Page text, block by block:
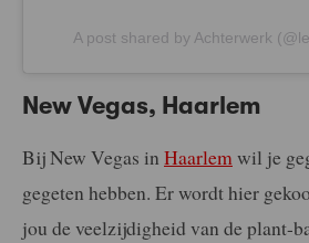
A post shared by Achterwerk
New Vegas, Haarlem
Bij New Vegas in Haarlemwil je
gegeten hebben. Er wordt hier
jou de veelzijdigheid van de plant-